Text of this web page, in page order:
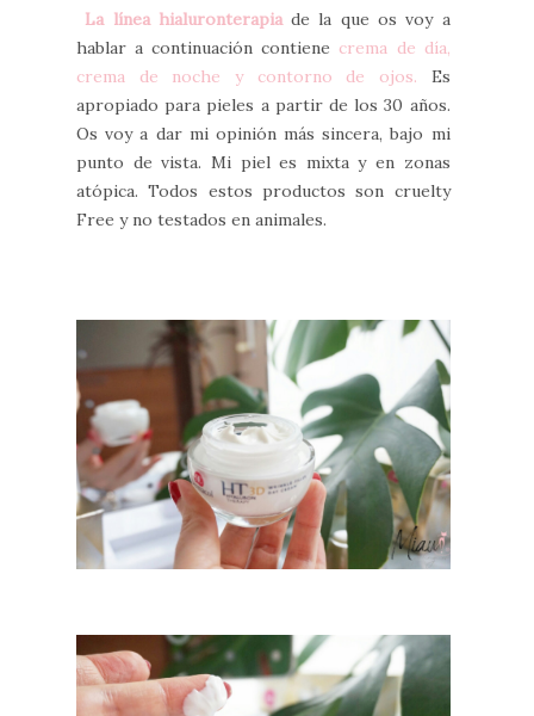
La línea hialuronterapiade la que os voy a
hablar a continuación contiene crema de día,
crema de noche y contorno de ojos. Es
apropiado para pieles a partir de los 30 años.
Os voy a dar mi opinión más sincera, bajo mi
punto de vista. Mi piel es mixta y en zonas
atópica. Todos estos productos son cruelty
Free y no testados en animales.